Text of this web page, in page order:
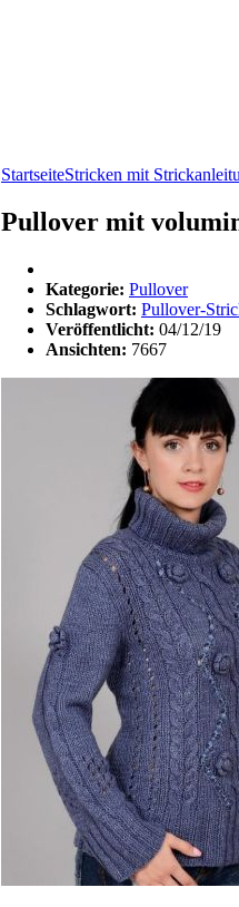
StartseiteStricken mit
Pullover mit
Kategorie: Pullover
Schlagwort: Pullover-
Veröffentlicht: 04/12/19
Ansichten: 7667